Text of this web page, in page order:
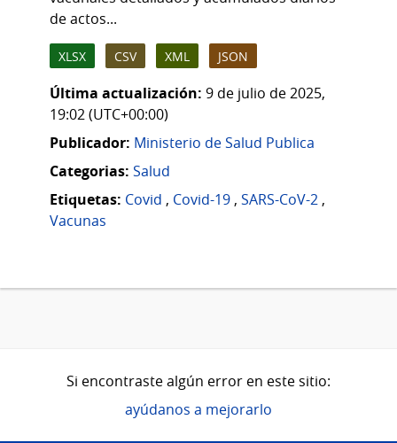
de actos...
XLSX CSV XML JSON
Última actualización: 9 de julio de 2025,
19:02 (UTC+00:00)
Publicador: Ministerio de Salud Publica
Categorias: Salud
Etiquetas: Covid , Covid-19 , SARS-CoV-2 ,
Vacunas
Si encontraste algún error en este sitio:
ayúdanos a mejorarlo